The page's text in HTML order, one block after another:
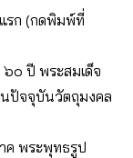
รก (กดพิมพ์ที่
๐ ปี พระสมเด็จ
ปัจจุบันวัตถุมงคล
ค พระพุทธรูป